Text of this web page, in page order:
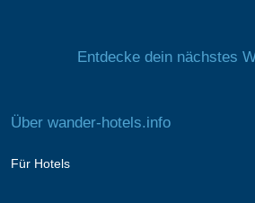
Entdecke dein nächstes
Über wander-hotels.info
Für Hotels